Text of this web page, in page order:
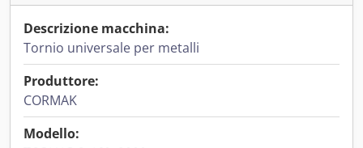
Descrizione macchina:
Tornio universale per metalli
Produttore:
CORMAK
Modello: